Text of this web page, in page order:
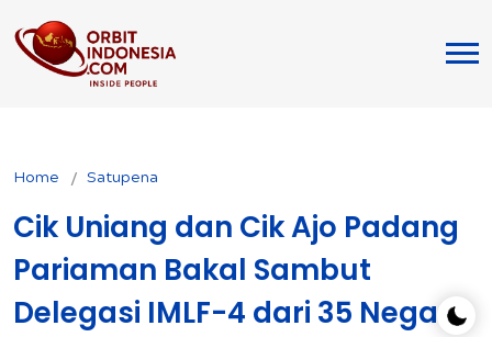
Home Satupena
Cik Uniang dan Cik Ajo Padang
Pariaman Bakal Sambut
Delegasi IMLF-4 dari 35 Negara